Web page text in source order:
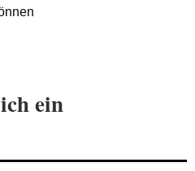
ein